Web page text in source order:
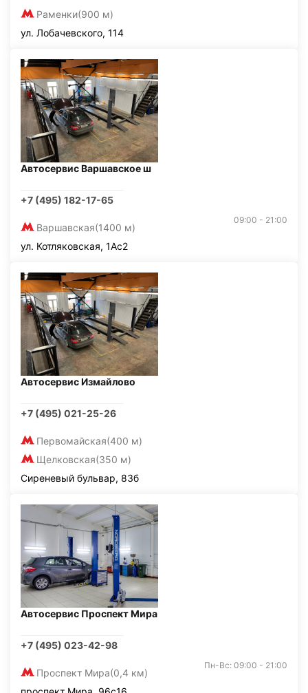
Раменки(900 м)
ул. Лобачевского, 114
Автосервис Варшавское ш
+7 (495) 182-17-65
Варшавская(1400 м)
09:00 - 21:00
ул. Котляковская, 1Ас2
Автосервис Измайлово
+7 (495) 021-25-26
Первомайская(400 м)
Щелковская(350 м)
Сиреневый бульвар, 83б
Автосервис Проспект Мира
+7 (495) 023-42-98
Проспект Мира(0,4 км)
Пн-Вс: 09:00 - 21:00